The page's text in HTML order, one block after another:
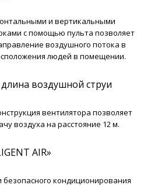
и вертикальными
с помощью пульта позволяет
воздушного потока в
людей в помещении.
воздушной струи
вентилятора позволяет
воздуха на расстояние 12 м.
AIR»
безопасного кондиционирования